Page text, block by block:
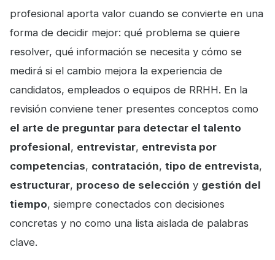
profesional aporta valor cuando se convierte en una
forma de decidir mejor: qué problema se quiere
resolver, qué información se necesita y cómo se
medirá si el cambio mejora la experiencia de
candidatos, empleados o equipos de RRHH. En la
revisión conviene tener presentes conceptos como
el arte de preguntar para detectar el talento
profesional, entrevistar, entrevista por
competencias, contratación, tipo de entrevista,
estructurar, proceso de selección y gestión del
tiempo, siempre conectados con decisiones
concretas y no como una lista aislada de palabras
clave.